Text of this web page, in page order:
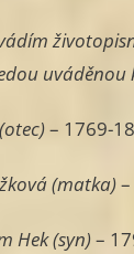
uváděnou
– 1769-
(matka)
Hek (syn)–